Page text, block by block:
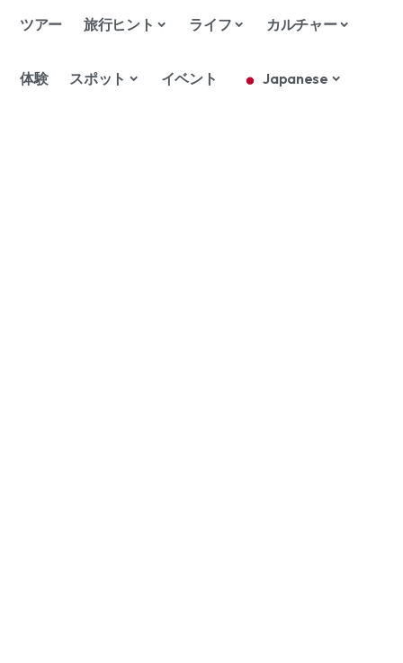
ツアー 旅行ヒント ライフ カルチャー
体験 スポット イベント Japanese